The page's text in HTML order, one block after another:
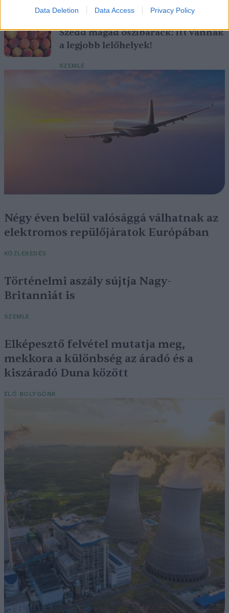
Data Deletion Data Access Privacy Policy
ÉLŐ BOLYGÓNK
Szedd magad őszibarack: itt vannak
a legjobb lelőhelyek!
SZEMLE
Négy éven belül valósággá válhatnak az
elektromos repülőjáratok Európában
KÖZLEKEDÉS
Történelmi aszály sújtja Nagy-
Britanniát is
SZEMLE
Elképesztő felvétel mutatja meg,
mekkora a különbség az áradó és a
kiszáradó Duna között
ÉLŐ BOLYGÓNK